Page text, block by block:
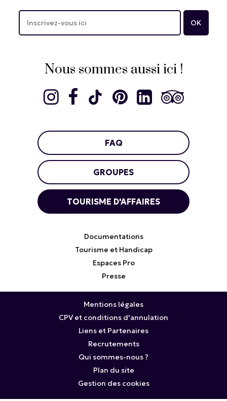
Nous sommes aussi ici !
FAQ
GROUPES
TOURISME D'AFFAIRES
Documentations
Tourisme et Handicap
Espaces Pro
Presse
Mentions légales
CPV et conditions d'annulation
Liens et Partenaires
Recrutements
Qui sommes-nous ?
Plan du site
Gestion des cookies